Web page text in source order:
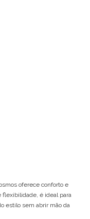
oferece conforto e
flexibilidade, é ideal para
estilo sem abrir mão da